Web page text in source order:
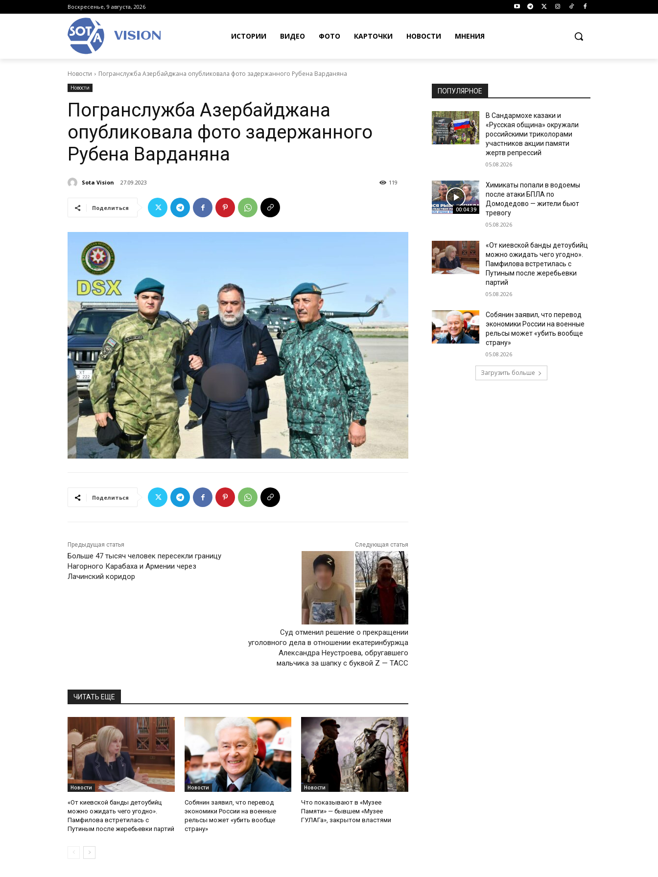
Воскресенье, 9 августа, 2026
VISION ИСТОРИИ ВИДЕО ФОТО КАРТОЧКИ НОВОСТИ МНЕНИЯ
Новости Погранслужба Азербайджана опубликовала фото задержанного Рубена Варданяна
Новости
Погранслужба Азербайджана
опубликовала фото задержанного
Рубена Варданяна
Sota Vision 27.09.2023 119
Поделиться
Поделиться
Предыдущая статья
Больше 47 тысяч человек пересекли границу
Нагорного Карабаха и Армении через
Лачинский коридор
Следующая статья
Суд отменил решение о прекращении
уголовного дела в отношении екатеринбуржца
Александра Неустроева, обругавшего
мальчика за шапку с буквой Z — ТАСС
ЧИТАТЬ ЕЩЕ
Новости
«От киевской банды детоубийц
можно ожидать чего угодно».
Памфилова встретилась с
Путиным после жеребьевки партий
Новости
Собянин заявил, что перевод
экономики России на военные
рельсы может «убить вообще
страну»
Новости
Что показывают в «Музее
Памяти» — бывшем «Музее
ГУЛАГа», закрытом властями
ПОПУЛЯРНОЕ
В Сандармохе казаки и
«Русская община» окружали
российскими триколорами
участников акции памяти
жертв репрессий
05.08.2026
00:04:39
Химикаты попали в водоемы
после атаки БПЛА по
Домодедово — жители бьют
тревогу
05.08.2026
«От киевской банды детоубийц
можно ожидать чего угодно».
Памфилова встретилась с
Путиным после жеребьевки
партий
05.08.2026
Собянин заявил, что перевод
экономики России на военные
рельсы может «убить вообще
страну»
05.08.2026
Загрузить больше